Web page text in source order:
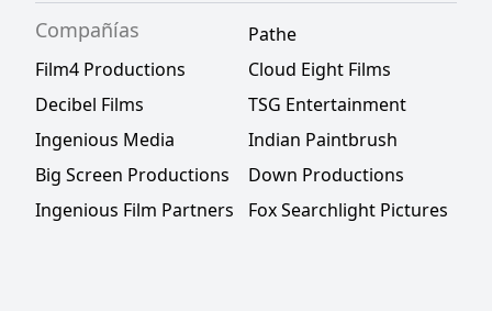
Compañías
Pathe
Film4 Productions
Cloud Eight Films
Decibel Films
TSG Entertainment
Ingenious Media
Indian Paintbrush
Big Screen Productions
Down Productions
Ingenious Film Partners
Fox Searchlight Pictures